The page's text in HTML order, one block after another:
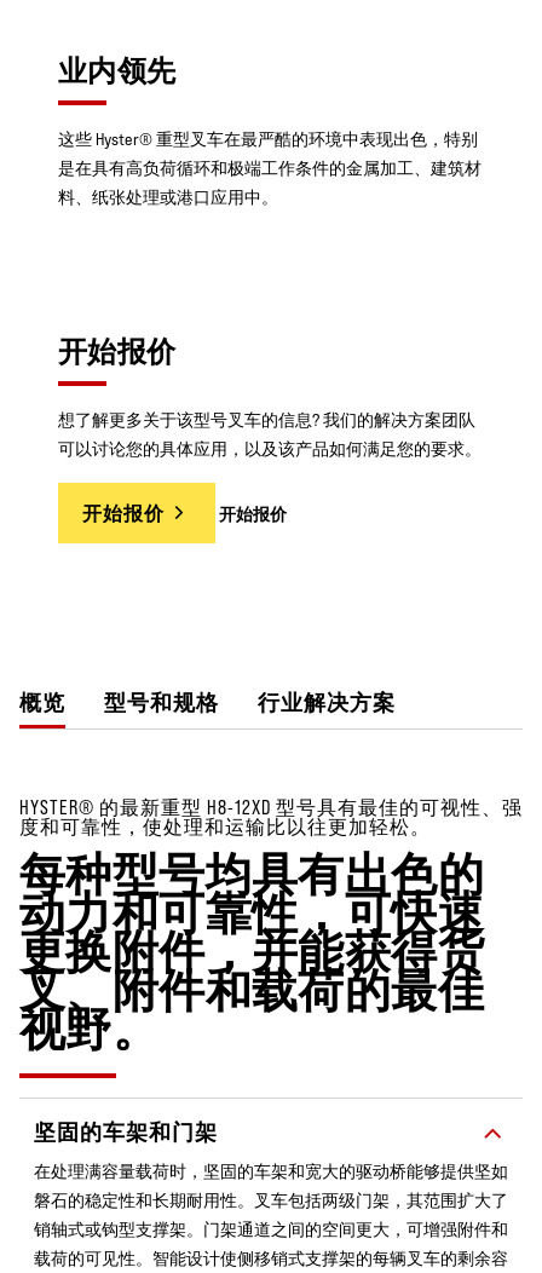
业内领先
这些 Hyster® 重型叉车在最严酷的环境中表现出色，特别
是在具有高负荷循环和极端工作条件的金属加工、建筑材
料、纸张处理或港口应用中。
开始报价
想了解更多关于该型号叉车的信息? 我们的解决方案团队
可以讨论您的具体应用，以及该产品如何满足您的要求。
开始报价 开始报价
概览 型号和规格 行业解决方案
HYSTER® 的最新重型 H8-12XD 型号具有最佳的可视性、强
度和可靠性，使处理和运输比以往更加轻松。
每种型号均具有出色的
动力和可靠性，可快速
更换附件，并能获得货
叉、附件和载荷的最佳
视野。
坚固的车架和门架
在处理满容量载荷时，坚固的车架和宽大的驱动桥能够提供坚如
磐石的稳定性和长期耐用性。叉车包括两级门架，其范围扩大了
销轴式或钩型支撑架。门架通道之间的空间更大，可增强附件和
载荷的可见性。智能设计使侧移销式支撑架的每辆叉车的剩余容